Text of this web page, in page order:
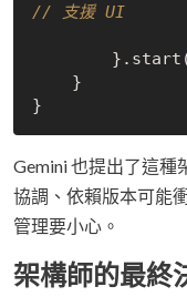
// 支援 UI
Gemini 也提出了這種
協調、依賴版本可能
管理要小心。
架構師的最終